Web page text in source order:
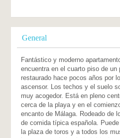
General
Fantástico y moderno
encuentra en el cuarto piso de
restaurado hace pocos años por
ascensor. Los techos y el suelo
muy acogedor. Está en pleno
cerca de la playa y en el
encanto de Málaga. Rodeado de
de comida típica española.
la plaza de toros y a todos los